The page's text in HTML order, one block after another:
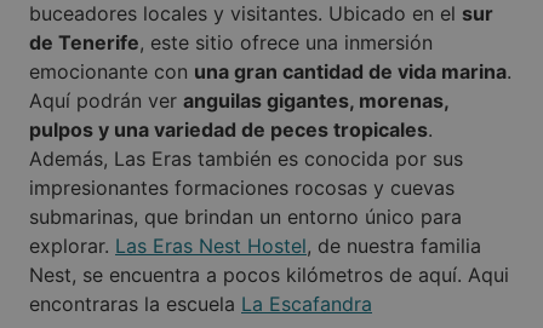
buceadores locales y visitantes. Ubicado en el sur
de Tenerife, este sitio ofrece una inmersión
emocionante con una gran cantidad de vida marina.
Aquí podrán ver anguilas gigantes, morenas,
pulpos y una variedad de peces tropicales.
Además, Las Eras también es conocida por sus
impresionantes formaciones rocosas y cuevas
submarinas, que brindan un entorno único para
explorar. Las Eras Nest Hostel, de nuestra familia
Nest, se encuentra a pocos kilómetros de aquí. Aqui
encontraras la escuela La Escafandra